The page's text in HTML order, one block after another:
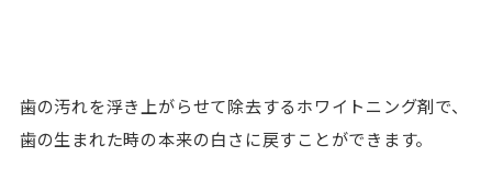
歯の汚れを浮き上がらせて除去するホワイトニング剤で、
歯の生まれた時の本来の白さに戻すことができます。